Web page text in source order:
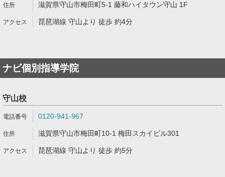
滋賀県守山市梅田町5-1 藤和ハイタウン守山 1F
琵琶湖線 守山より 徒歩 約4分
ナビ個別指導学院
守山校
0120-941-967
滋賀県守山市梅田町10-1 梅田スカイビル301
琵琶湖線 守山より 徒歩 約5分